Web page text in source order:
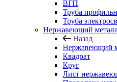
ВГП
Труба
Труба
Нержавеющий
Назад
Нержавеющий
Квадрат
Круг
Лист